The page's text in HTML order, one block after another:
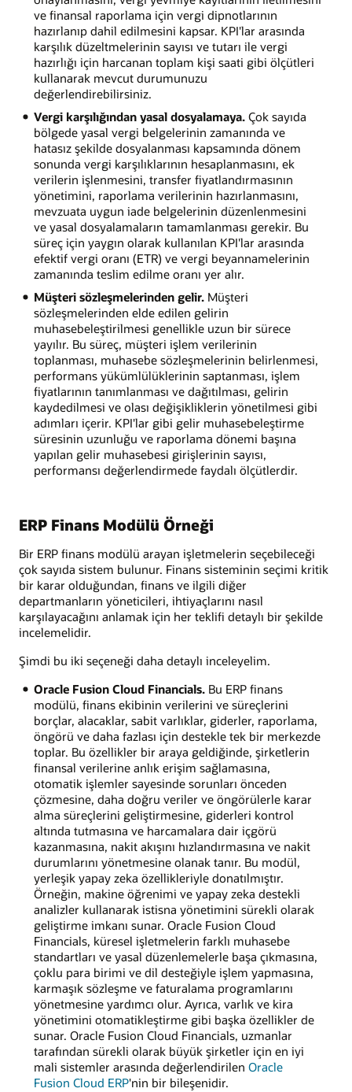
ve finansal raporlama için vergi dipnotlarının
hazırlanıp dahil edilmesini kapsar. KPI'lar arasında
karşılık düzeltmelerinin sayısı ve tutarı ile vergi
hazırlığı için harcanan toplam kişi saati gibi ölçütleri
kullanarak mevcut durumunuzu
değerlendirebilirsiniz.
Vergi karşılığından yasal dosyalamaya.Çok sayıda
bölgede yasal vergi belgelerinin zamanında ve
hatasız şekilde dosyalanması kapsamında dönem
sonunda vergi karşılıklarının hesaplanmasını, ek
verilerin işlenmesini, transfer fiyatlandırmasının
yönetimini, raporlama verilerinin hazırlanmasını,
mevzuata uygun iade belgelerinin düzenlenmesini
ve yasal dosyalamaların tamamlanması gerekir. Bu
süreç için yaygın olarak kullanılan KPI'lar arasında
efektif vergi oranı (ETR) ve vergi beyannamelerinin
zamanında teslim edilme oranı yer alır.
Müşteri sözleşmelerinden gelir.Müşteri
sözleşmelerinden elde edilen gelirin
muhasebeleştirilmesi genellikle uzun bir sürece
yayılır. Bu süreç, müşteri işlem verilerinin
toplanması, muhasebe sözleşmelerinin belirlenmesi,
performans yükümlülüklerinin saptanması, işlem
fiyatlarının tanımlanması ve dağıtılması, gelirin
kaydedilmesi ve olası değişikliklerin yönetilmesi gibi
adımları içerir. KPI'lar gibi gelir muhasebeleştirme
süresinin uzunluğu ve raporlama dönemi başına
yapılan gelir muhasebesi girişlerinin sayısı,
performansı değerlendirmede faydalı ölçütlerdir.
ERP Finans Modülü Örneği
Bir ERP finans modülü arayan işletmelerin seçebileceği
çok sayıda sistem bulunur. Finans sisteminin seçimi kritik
bir karar olduğundan, finans ve ilgili diğer
departmanların yöneticileri, ihtiyaçlarını nasıl
karşılayacağını anlamak için her teklifi detaylı bir şekilde
incelemelidir.
Şimdi bu iki seçeneği daha detaylı inceleyelim.
Oracle Fusion Cloud Financials.Bu ERP finans
modülü, finans ekibinin verilerini ve süreçlerini
borçlar, alacaklar, sabit varlıklar, giderler, raporlama,
öngörü ve daha fazlası için destekle tek bir merkezde
toplar. Bu özellikler bir araya geldiğinde, şirketlerin
finansal verilerine anlık erişim sağlamasına,
otomatik işlemler sayesinde sorunları önceden
çözmesine, daha doğru veriler ve öngörülerle karar
alma süreçlerini geliştirmesine, giderleri kontrol
altında tutmasına ve harcamalara dair içgörü
kazanmasına, nakit akışını hızlandırmasına ve nakit
durumlarını yönetmesine olanak tanır. Bu modül,
yerleşik yapay zeka özellikleriyle donatılmıştır.
Örneğin, makine öğrenimi ve yapay zeka destekli
analizler kullanarak istisna yönetimini sürekli olarak
geliştirme imkanı sunar. Oracle Fusion Cloud
Financials, küresel işletmelerin farklı muhasebe
standartları ve yasal düzenlemelerle başa çıkmasına,
çoklu para birimi ve dil desteğiyle işlem yapmasına,
karmaşık sözleşme ve faturalama programlarını
yönetmesine yardımcı olur. Ayrıca, varlık ve kira
yönetimini otomatikleştirme gibi başka özellikler de
sunar. Oracle Fusion Cloud Financials, uzmanlar
tarafından sürekli olarak büyük şirketler için en iyi
mali sistemler arasında değerlendirilen Oracle
Fusion Cloud ERP'nin bir bileşenidir.